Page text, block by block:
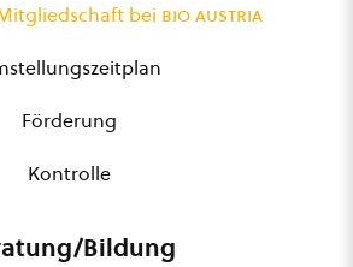
bei bio austria
Förderung
Kontrolle
Bildung